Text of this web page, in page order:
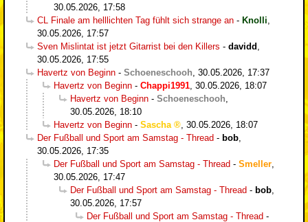
30.05.2026, 17:58
CL Finale am helllichten Tag fühlt sich strange an - Knolli
30.05.2026, 17:57
Sven Mislintat ist jetzt Gitarrist bei den Killers - davidd
30.05.2026, 17:55
Havertz von Beginn - Schoeneschooh 30.05.2026, 17:37
Havertz von Beginn - Chappi1991 30.05.2026, 18:07
Havertz von Beginn - Schoeneschooh
30.05.2026, 18:10
Havertz von Beginn - Sascha
30.05.2026, 18:07
Der Fußball und Sport am Samstag - Thread - bob
30.05.2026, 17:35
Der Fußball und Sport am Samstag - Thread - Smeller
30.05.2026, 17:47
Der Fußball und Sport am Samstag - Thread - bob
30.05.2026, 17:57
Der Fußball und Sport am Samstag - Thread -